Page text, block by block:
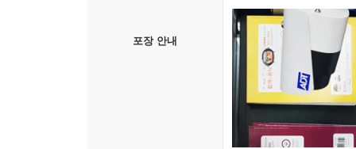
포장 안내